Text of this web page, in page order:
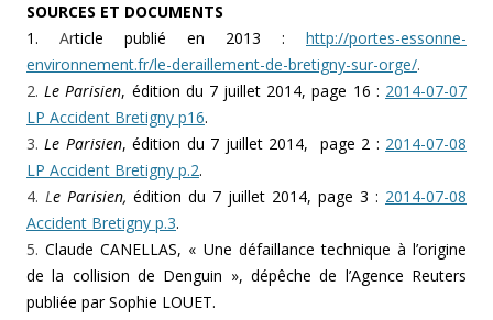
SOURCES ET DOCUMENTS
1. Article publié en 2013 :
http://portes-essonne-
environnement.fr/le-deraillement-de-bretigny-sur-orge/.
2.Le Parisien, édition du 7 juillet 2014, page 16 : 2014-07-07
LP Accident Bretigny p16.
3.Le Parisien, édition du 7 juillet 2014, page 2 : 2014-07-08
LP Accident Bretigny p.2.
4. Le Parisien, édition du 7 juillet 2014, page 3 : 2014-07-08
Accident Bretigny p.3.
5.Claude CANELLAS, « Une défaillance technique à l’origine
de la collision de Denguin », dépêche de l’Agence Reuters
publiée par Sophie LOUET.